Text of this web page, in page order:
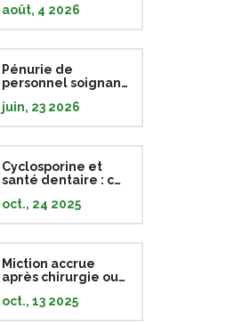
pharmacies sûres
août, 4 2026
Pénurie de
personnel soignant
systèmes de santé
pour 2026
juin, 23 2026
Cyclosporine et
santé dentaire : ce
doivent savoir
oct., 24 2025
Miction accrue
après chirurgie ou
crânien: causes
neurologiques
oct., 13 2025